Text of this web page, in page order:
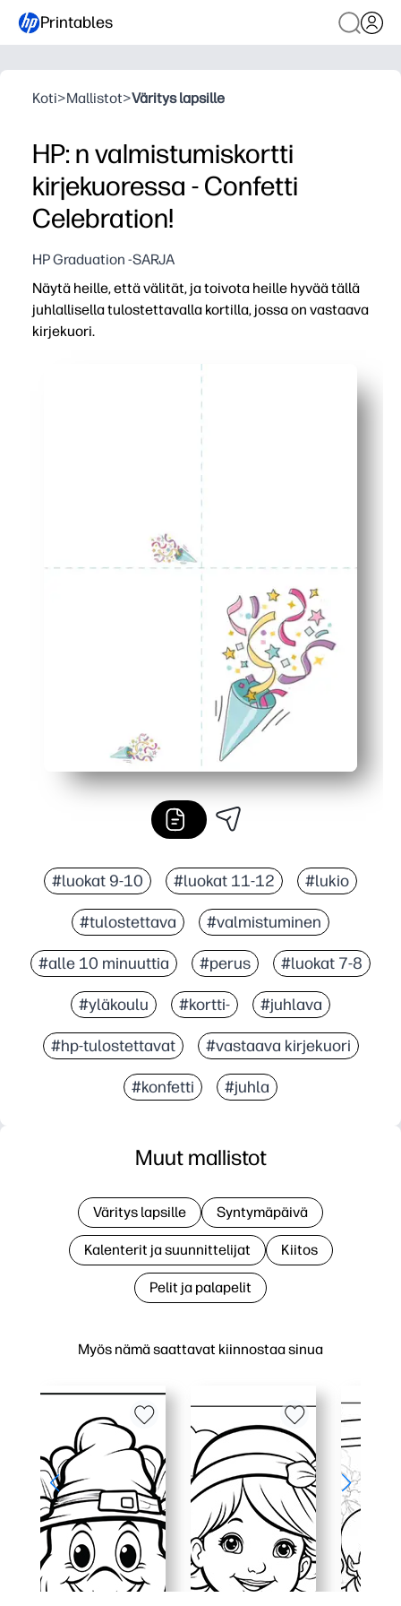
Printables
Koti>Mallistot>Väritys lapsille
HP: n valmistumiskortti
kirjekuoressa - Confetti
Celebration!
HP Graduation -SARJA
Näytä heille, että välität, ja toivota heille hyvää tällä
juhlallisella tulostettavalla kortilla, jossa on vastaava
kirjekuori.
Tulosta ja siirry kätevästi - saat harkitun kortin
Helppo mukauttaa - kirjoita viesti tai lisää valokuva,
Koordinoitu viimeistely - yhteensopiva kirjekuori
Luokka- ja perheystävällinen - täydellinen opettajille,
#luokat 9-10 #luokat 11-12 #lukio
#tulostettava #valmistuminen
#alle 10 minuuttia #perus #luokat 7-8
#yläkoulu #kortti- #juhlava
#hp-tulostettavat #vastaava kirjekuori
#konfetti #juhla
Myös nämä saattavat kiinnostaa sinua
Muut mallistot
Väritys lapsille Syntymäpäivä
Kalenterit ja suunnittelijat Kiitos
Pelit ja palapelit